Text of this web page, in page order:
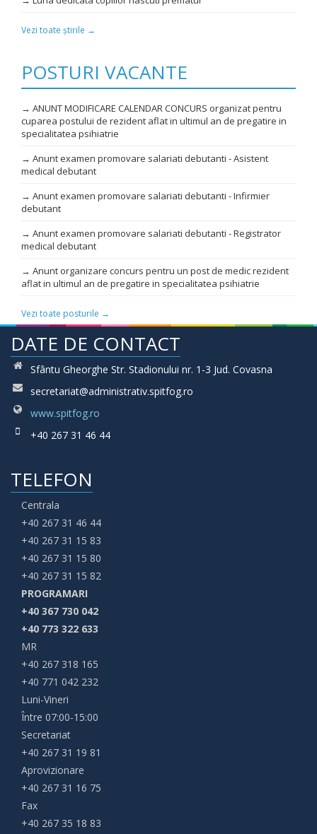
Vezi toate știrile →
POSTURI VACANTE
→ ANUNT MODIFICARE CALENDAR CONCURS organizat pentru
cuparea postului de rezident aflat in ultimul an de pregatire in
specialitatea psihiatrie
→ Anunt examen promovare salariati debutanti - Asistent
medical debutant
→ Anunt examen promovare salariati debutanti - Infirmier
debutant
→ Anunt examen promovare salariati debutanti - Registrator
medical debutant
→ Anunt organizare concurs pentru un post de medic rezident
aflat in ultimul an de pregatire in specialitatea psihiatrie
Vezi toate posturile →
DATE DE CONTACT
Sfântu Gheorghe Str. Stadionului nr. 1-3 Jud. Covasna
secretariat@administrativ.spitfog.ro
www.spitfog.ro
+40 267 31 46 44
TELEFON
Centrala
+40 267 31 46 44
+40 267 31 15 83
+40 267 31 15 80
+40 267 31 15 82
PROGRAMARI
+40 367 730 042
+40 773 322 633
MR
+40 267 318 165
+40 771 042 232
Luni-Vineri
Între 07:00-15:00
Secretariat
+40 267 31 19 81
Aprovizionare
+40 267 31 16 75
Fax
+40 267 35 18 83